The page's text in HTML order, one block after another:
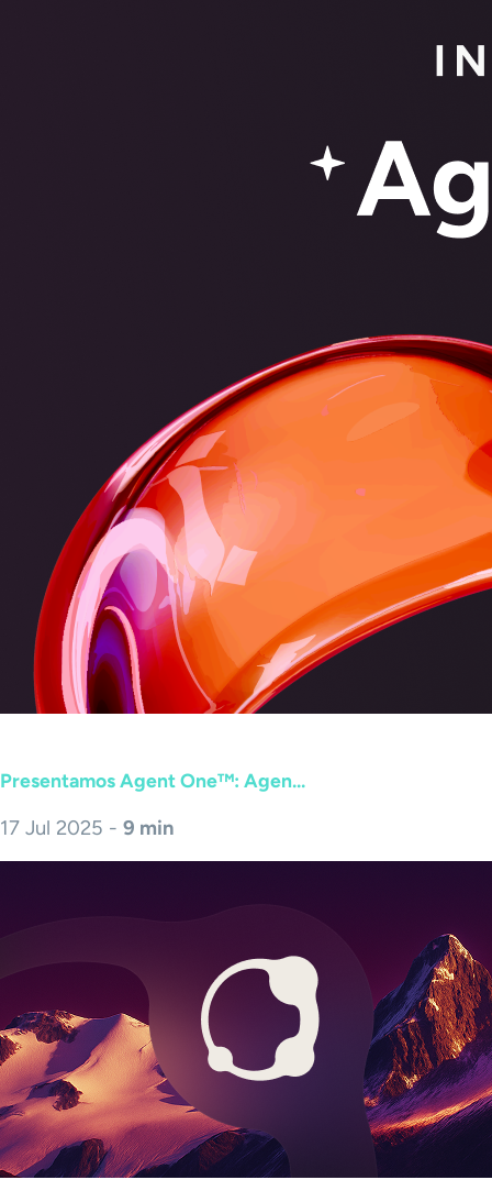
Presentamos Agent One™: Agen...
17 Jul 2025 - 9 min